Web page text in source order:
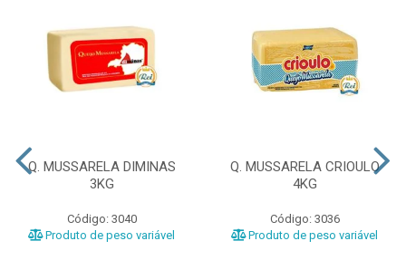
Q. MUSSARELA DIMINAS
3KG
Código: 3040
Produto de peso variável
Q. MUSSARELA CRIOULO
4KG
Código: 3036
Produto de peso variável